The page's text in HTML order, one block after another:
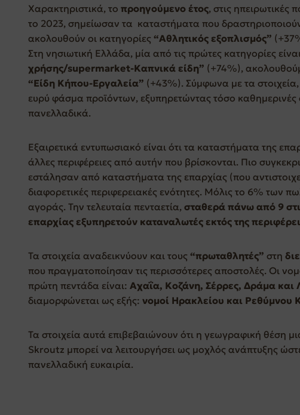
Χαρακτηριστικά, το προηγούμενο έτος, στις ηπειρωτικές
το 2023, σημείωσαν τα καταστήματα που
ακολουθούν οι κατηγορίες “Αθλητικός εξοπλισμός”
Στη νησιωτική Ελλάδα, μία από τις πρώτες κατηγορίες
χρήσης/supermarket-Καπνικά είδη” (+74%),
“Είδη Κήπου-Εργαλεία” (+43%). Σύμφωνα με τα στοιχεία,
ευρύ φάσμα προϊόντων, εξυπηρετώντας τόσο
πανελλαδικά.
Εξαιρετικά εντυπωσιακό είναι ότι τα καταστήματα της
άλλες περιφέρειες από αυτήν που βρίσκονται. Πιο
εστάλησαν από καταστήματα της επαρχίας (που
διαφορετικές περιφερειακές ενότητες. Μόλις το 6% των
αγοράς. Την τελευταία πενταετία, σταθερά πάνω από 9
επαρχίας εξυπηρετούν καταναλωτές εκτός της
Τα στοιχεία αναδεικνύουν και τους “πρωταθλητές” στη
που πραγματοποίησαν τις περισσότερες αποστολές. Οι
πρώτη πεντάδα είναι: Αχαΐα, Κοζάνη, Σέρρες, Δράμα και
διαμορφώνεται ως εξής: νομοί Ηρακλείου και
Τα στοιχεία αυτά επιβεβαιώνουν ότι η γεωγραφική θέση
Skroutz μπορεί να λειτουργήσει ως μοχλός ανάπτυξης
πανελλαδική ευκαιρία.